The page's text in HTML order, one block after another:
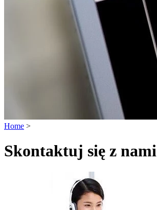
Home >
Skontaktuj się z nami